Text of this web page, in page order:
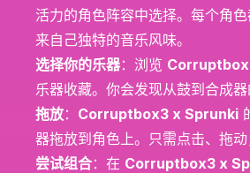
活力的角色阵容中选择。每个角
来自己独特的音乐风味。
选择你的乐器：浏览
乐器收藏。你会发现从鼓到合成器
拖放： Corruptbox3 x Sprunki
器拖放到角色上。只需点击、拖动
尝试组合：在 Corruptbox3 x